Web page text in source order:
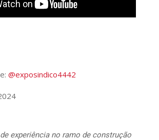
@exposindico4442
experiência no ramo de construção